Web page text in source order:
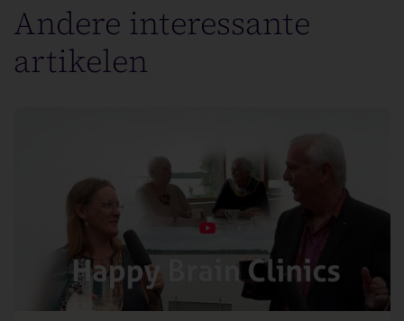
Andere interessante
artikelen